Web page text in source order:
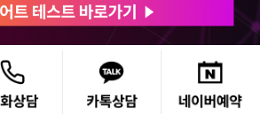
120-87-04354ㅣ김남철
2025 365mc. ALL RIGHTS RESERVED.